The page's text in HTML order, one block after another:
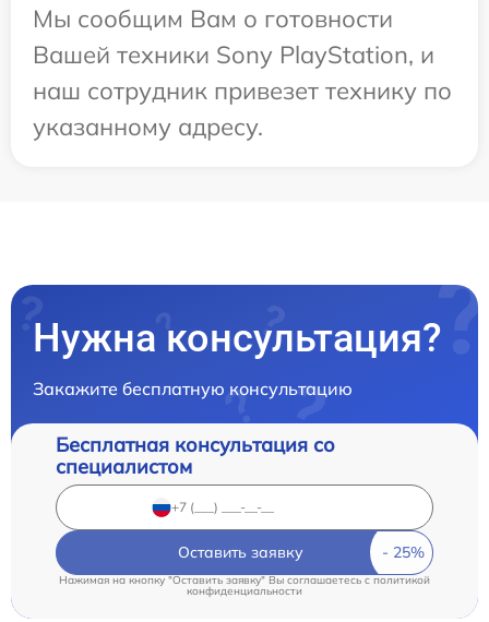
Мы сообщим Вам о готовности
Вашей техники Sony PlayStation, и
наш сотрудник привезет технику по
указанному адресу.
Нужна консультация?
Закажите бесплатную консультацию
Бесплатная консультация со
специалистом
Оставить заявку
Нажимая на кнопку "Оставить заявку" Вы соглашаетесь cполитикой
конфиденциальности